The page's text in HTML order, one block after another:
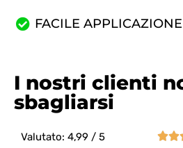
FACILE APPLICAZIONE
I nostri clienti
sbagliarsi
Valutato: 4,99 / 5 